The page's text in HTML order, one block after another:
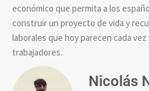
económico que permita a los
construir un proyecto de vida y
laborales que hoy parecen cada
trabajadores.
Nicolás